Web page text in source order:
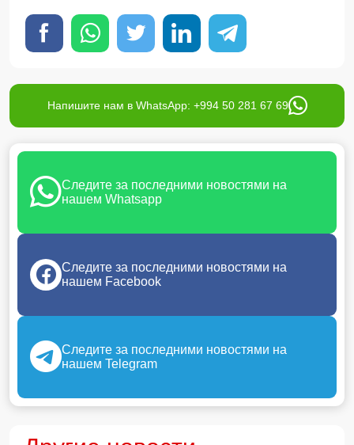
Напишите нам в WhatsApp: +994 50 281 67 69
Следите за последними новостями на
нашем Whatsapp
Следите за последними новостями на
нашем Facebook
Следите за последними новостями на
нашем Telegram